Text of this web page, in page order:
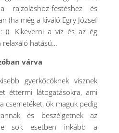
festéshez és
(ha még a kiváló Egry József
)). Kikeverni a víz és az ég
relaxáló hatású…
várva
gyerkőcöknek visznek
éttermi látogatásokra, ami
csemetéket, ők maguk pedig
és beszélgetnek az
sok esetben inkább a